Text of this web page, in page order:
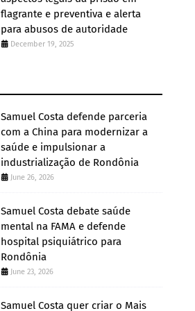
flagrante e preventiva e alerta
para abusos de autoridade
December 19, 2025
Samuel Costa defende parceria
com a China para modernizar a
saúde e impulsionar a
industrialização de Rondônia
June 26, 2026
Samuel Costa debate saúde
mental na FAMA e defende
hospital psiquiátrico para
Rondônia
June 23, 2026
Samuel Costa quer criar o Mais